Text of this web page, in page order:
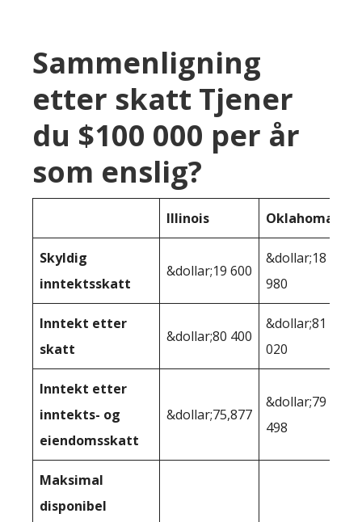
Sammenligning
etter skatt Tjener
du $100 000 per år
som enslig?
Illinois Oklahoma
Skyldig
inntektsskatt
&dollar;19 600
&dollar;18
980
Inntekt etter
skatt
&dollar;80 400
&dollar;81
020
Inntekt etter
inntekts- og
eiendomsskatt
&dollar;75,877
&dollar;79
498
Maksimal
disponibel